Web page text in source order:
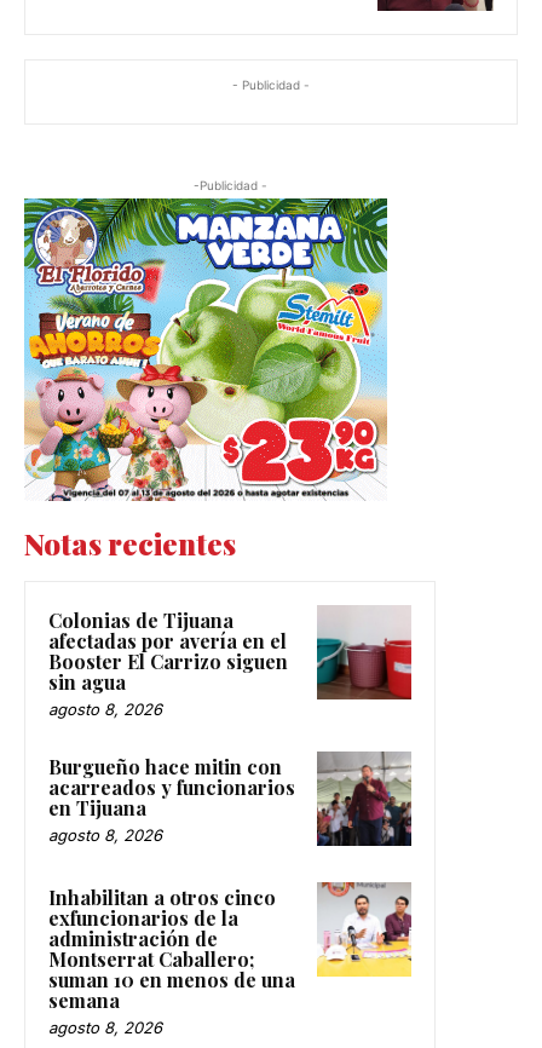
- Publicidad -
-Publicidad -
Notas recientes
Colonias de Tijuana
afectadas por avería en el
Booster El Carrizo siguen
sin agua
agosto 8, 2026
Burgueño hace mitin con
acarreados y funcionarios
en Tijuana
agosto 8, 2026
Inhabilitan a otros cinco
exfuncionarios de la
administración de
Montserrat Caballero;
suman 10 en menos de una
semana
agosto 8, 2026